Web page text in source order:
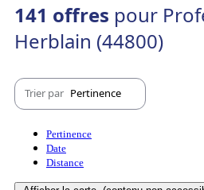
141 offres pour
Herblain (44800)
Trier par Pertinence
Pertinence
Date
Distance